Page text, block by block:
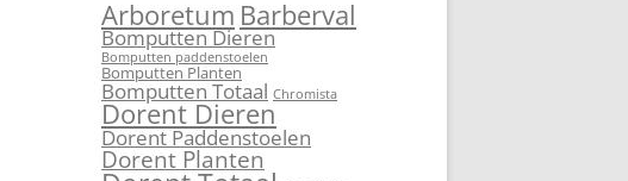
Arboretum Barberval
Bomputten Dieren
Bomputten paddenstoelen
Bomputten Planten
Bomputten Totaal Chromista
Dorent Dieren
Dorent Paddenstoelen
Dorent Planten